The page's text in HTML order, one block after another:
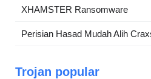
XHAMSTER Ransomware
Perisian Hasad Mudah Alih
Trojan popular